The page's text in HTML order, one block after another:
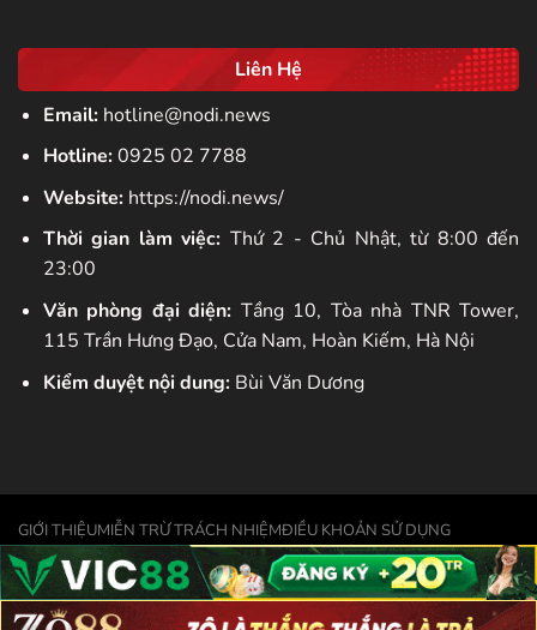
Liên Hệ
Email: hotline@nodi.news
Hotline:0925 02 7788
Website: https://nodi.news/
Thời gian làm việc: Thứ 2 - Chủ Nhật, từ 8:00 đến
23:00
Văn phòng đại diện: Tầng 10, Tòa nhà TNR Tower,
115 Trần Hưng Đạo, Cửa Nam, Hoàn Kiếm, Hà Nội
Kiểm duyệt nội dung: Bùi Văn Dương
GIỚI THIỆUMIỄN TRỪ TRÁCH NHIỆMĐIỀU KHOẢN SỬ DỤNG
CHƠI CÓ TRÁCH NHIỆMCHÍNH SÁCH BẢO MẬT
LIÊN HỆ SOI KEONHACAI
Copyright 2026 ©nodi.news